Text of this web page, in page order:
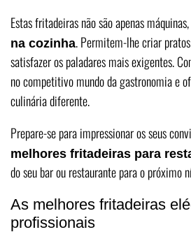
Estas fritadeiras não são apenas
na cozinha. Permitem-lhe criar
satisfazer os paladares mais exigentes.
no competitivo mundo da gastronomia e
culinária diferente.
Prepare-se para impressionar os seus
melhores fritadeiras para
do seu bar ou restaurante para o próximo
As melhores fritadeiras
profissionais